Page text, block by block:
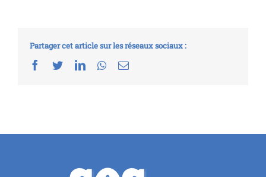
Partager cet article sur les réseaux sociaux :
Facebook
TwitterLinkedInWhatsapp
Email